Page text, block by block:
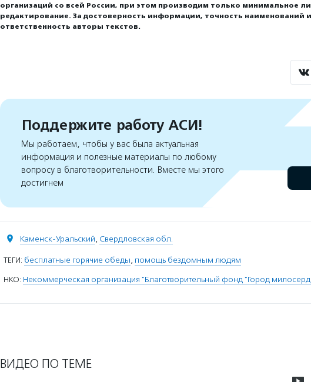
организаций со всей России, при этом производим только минимальное
редактирование. За достоверность информации, точность наименований и
ответственность авторы текстов.
Поддержите работу АСИ!
Мы работаем, чтобы у вас была актуальная
информация и полезные материалы по любому
вопросу в благотворительности. Вместе мы этого
достигнем
Каменск-Уральский, Свердловская обл.
ТЕГИ: бесплатные горячие обеды, помощь бездомным людям
НКО: Некоммерческая организация "Благотворительный фонд "Город
ВИДЕО ПО ТЕМЕ